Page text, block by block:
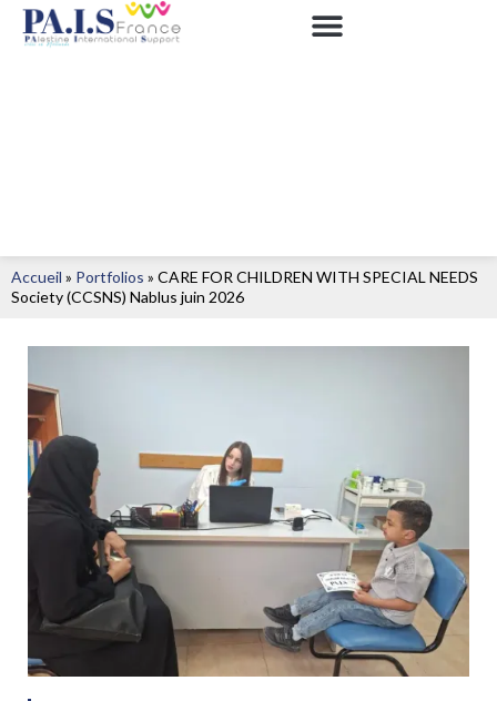
Accueil » Portfolios » CARE FOR CHILDREN WITH SPECIAL NEEDS
Society (CCSNS) Nablus juin 2026